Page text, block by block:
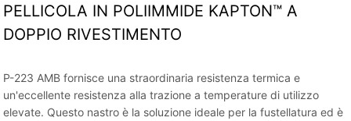
PELLICOLA IN POLIIMMIDE KAPTON™ A
DOPPIO RIVESTIMENTO
P-223 AMB fornisce una straordinaria resistenza termica e
un'eccellente resistenza alla trazione a temperature di utilizzo
elevate. Questo nastro è la soluzione ideale per la fustellatura ed è